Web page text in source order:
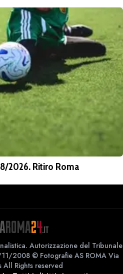
2026. Ritiro Roma
Autorizzazione del Tribunale
2008 © Fotografie AS ROMA Via
All Rights reserved